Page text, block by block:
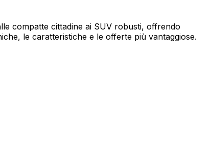
compatte cittadine ai SUV robusti, offrendo
le caratteristiche e le offerte più vantaggiose.